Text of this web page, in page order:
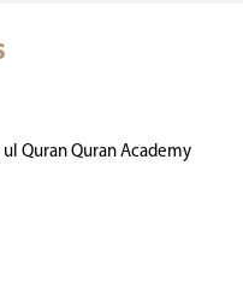
Quran Quran Academy